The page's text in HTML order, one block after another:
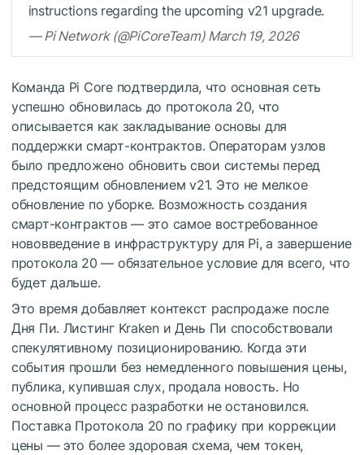
instructions regarding the upcoming v21 upgrade.
— Pi Network (@PiCoreTeam) March 19, 2026
Команда Pi Core подтвердила, что основная сеть
успешно обновилась до протокола 20, что
описывается как закладывание основы для
поддержки смарт-контрактов. Операторам узлов
было предложено обновить свои системы перед
предстоящим обновлением v21. Это не мелкое
обновление по уборке. Возможность создания
смарт-контрактов — это самое востребованное
нововведение в инфраструктуру для Pi, а завершение
протокола 20 — обязательное условие для всего, что
будет дальше.
Это время добавляет контекст распродаже после
Дня Пи. Листинг Kraken и День Пи способствовали
спекулятивному позиционированию. Когда эти
события прошли без немедленного повышения цены,
публика, купившая слух, продала новость. Но
основной процесс разработки не остановился.
Поставка Протокола 20 по графику при коррекции
цены — это более здоровая схема, чем токен,